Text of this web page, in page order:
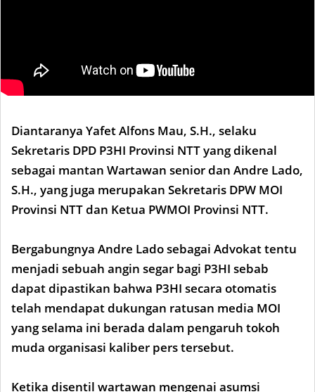
Diantaranya Yafet Alfons Mau, S.H., selaku
Sekretaris DPD P3HI Provinsi NTT yang dikenal
sebagai mantan Wartawan senior dan Andre Lado,
S.H., yang juga merupakan Sekretaris DPW MOI
Provinsi NTT dan Ketua PWMOI Provinsi NTT.
Bergabungnya Andre Lado sebagai Advokat tentu
menjadi sebuah angin segar bagi P3HI sebab
dapat dipastikan bahwa P3HI secara otomatis
telah mendapat dukungan ratusan media MOI
yang selama ini berada dalam pengaruh tokoh
muda organisasi kaliber pers tersebut.
Ketika disentil wartawan mengenai asumsi